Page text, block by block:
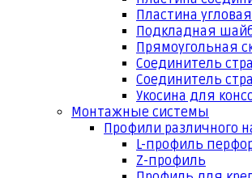
Пластина угловая
Подкладная
Прямоугольная
Соединитель
Соединитель
Укосина для
Монтажные системы
Профили различного
L-профиль
Z-профиль